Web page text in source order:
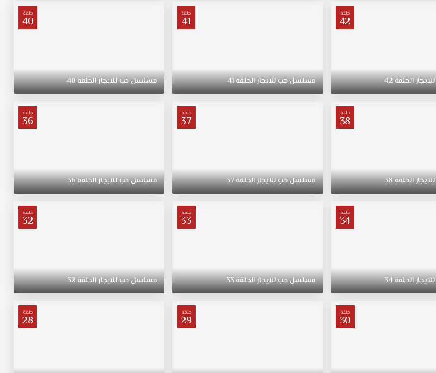
حلقة
42
للايجارالحلقة42
حلقة
41
مسلسلحبللايجارالحلقة41
حلقة
40
مسلسلحبللايجارالحلقة40
حلقة
38
للايجارالحلقة38
حلقة
37
مسلسلحبللايجارالحلقة37
حلقة
36
مسلسلحبللايجارالحلقة36
حلقة
34
للايجارالحلقة34
حلقة
33
مسلسلحبللايجارالحلقة33
حلقة
32
مسلسلحبللايجارالحلقة32
حلقة
30
حلقة
29
حلقة
28